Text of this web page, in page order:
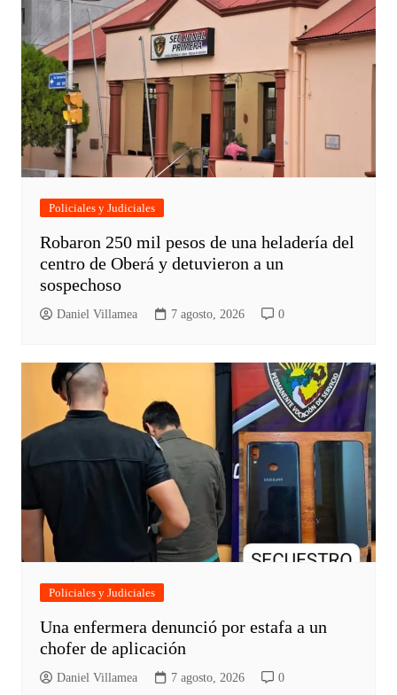
Policiales y Judiciales
Robaron 250 mil pesos de una heladería del
centro de Oberá y detuvieron a un
sospechoso
Daniel Villamea 7 agosto, 2026 0
Policiales y Judiciales
Una enfermera denunció por estafa a un
chofer de aplicación
Daniel Villamea 7 agosto, 2026 0